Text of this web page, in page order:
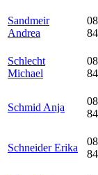
Sandmeir
Andrea
Schlecht
Michael
Schmid Anja
Schneider Erika